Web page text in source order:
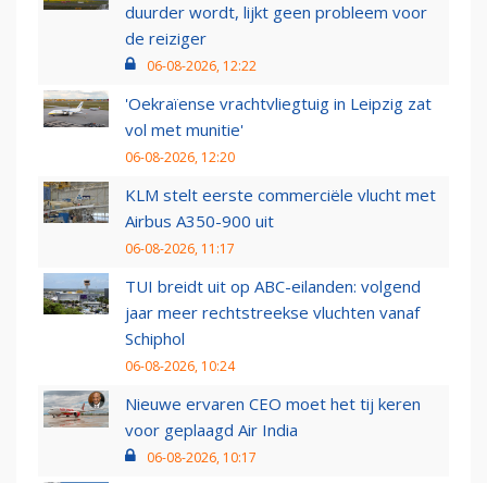
duurder wordt, lijkt geen probleem voor
de reiziger
06-08-2026, 12:22
'Oekraïense vrachtvliegtuig in Leipzig zat
vol met munitie'
06-08-2026, 12:20
KLM stelt eerste commerciële vlucht met
Airbus A350-900 uit
06-08-2026, 11:17
TUI breidt uit op ABC-eilanden: volgend
jaar meer rechtstreekse vluchten vanaf
Schiphol
06-08-2026, 10:24
Nieuwe ervaren CEO moet het tij keren
voor geplaagd Air India
06-08-2026, 10:17